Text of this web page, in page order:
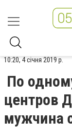
10:20, 4 січня 2019 р.
По
центров
мужчина